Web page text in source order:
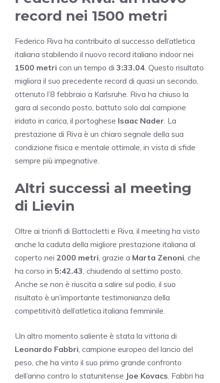
record nei 1500 metri
Federico Riva ha contribuito al successo dell’atletica
italiana stabilendo il nuovo record italiano indoor nei
1500 metri con un tempo di 3:33.04 . Questo risultato
migliora il suo precedente record di quasi un secondo,
ottenuto l’8 febbraio a Karlsruhe. Riva ha chiuso la
gara al secondo posto, battuto solo dal campione
iridato in carica, il portoghese Isaac Nader . La
prestazione di Riva è un chiaro segnale della sua
condizione fisica e mentale ottimale, in vista di sfide
sempre più impegnative.
Altri successi al meeting
di Lievin
Oltre ai trionfi di Battocletti e Riva, il meeting ha visto
anche la caduta della migliore prestazione italiana al
coperto nei 2000 metri , grazie a Marta Zenoni , che
ha corso in 5:42.43 , chiudendo al settimo posto.
Anche se non è riuscita a salire sul podio, il suo
risultato è un’importante testimonianza della
competitività dell’atletica italiana femminile.
Un altro momento saliente è stata la vittoria di
Leonardo Fabbri , campione europeo del lancio del
peso, che ha vinto il suo primo grande confronto
dell’anno contro lo statunitense Joe Kovacs . Fabbri ha